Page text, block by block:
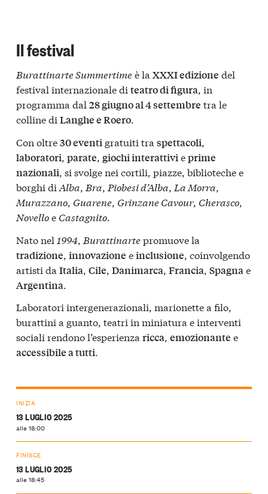
Il festival
Burattinarte Summertimeè la XXXI edizione del
festival internazionale di teatro di figura, in
programma dal 28 giugno al 4 settembre tra le
colline di Langhe e Roero.
Con oltre30 eventi gratuiti tra spettacoli,
laboratori, parate, giochi interattivieprime
nazionali, si svolge nei cortili, piazze, biblioteche e
borghi di Alba, Bra, Piobesi d’Alba, La Morra,
Murazzano, Guarene, Grinzane Cavour, Cherasco,
Novelloe Castagnito.
Nato nel 1994, Burattinartepromuove la
tradizione, innovazione einclusione, coinvolgendo
artisti da Italia, Cile, Danimarca, Francia, Spagnae
Argentina.
Laboratori intergenerazionali, marionette a filo,
burattini a guanto, teatri in miniatura e interventi
sociali rendono l’esperienza ricca, emozionante e
accessibile a tutti.
INIZIA
13 LUGLIO 2025
alle 18:00
FINISCE
13 LUGLIO 2025
alle 18:45